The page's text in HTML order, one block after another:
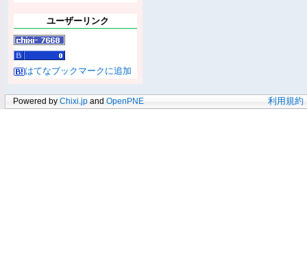
ユーザーリンク
はてなブックマークに追加
Powered by Chixi.jp and OpenPNE 利用規約